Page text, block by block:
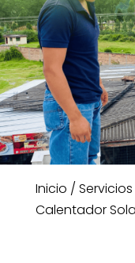
Inicio / Servicios
Calentador